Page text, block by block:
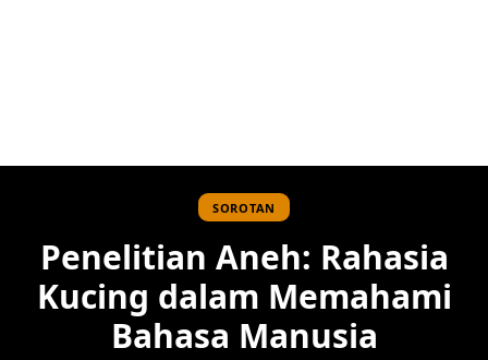
SOROTAN
Penelitian Aneh: Rahasia
Kucing dalam Memahami
Bahasa Manusia